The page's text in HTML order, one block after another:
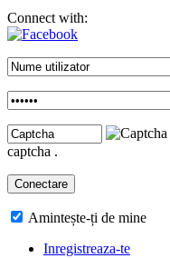
Connect with:
captcha .
Amintește-ți de mine
Inregistreaza-te